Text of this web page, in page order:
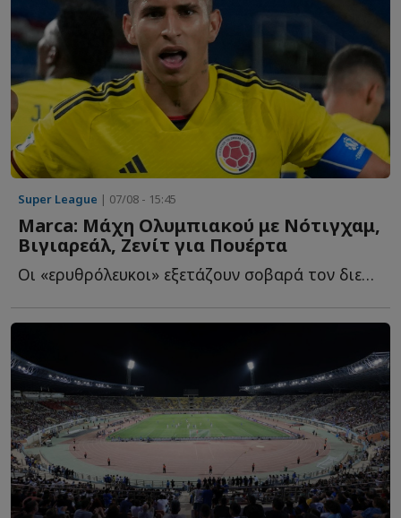
Super League | 07/08 - 15:45
Marca: Μάχη Ολυμπιακού με Νότιγχαμ,
Βιγιαρεάλ, Ζενίτ για Πουέρτα
Οι «ερυθρόλευκοι» εξετάζουν σοβαρά τον διεθνή Κολομβιανό χ...